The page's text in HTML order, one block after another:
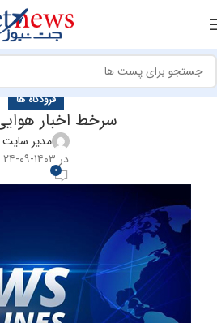
فرودگاه ها
سرخط اخبار
مدیر سایت
در ۱۴۰۳-۰۹-۲۴
0